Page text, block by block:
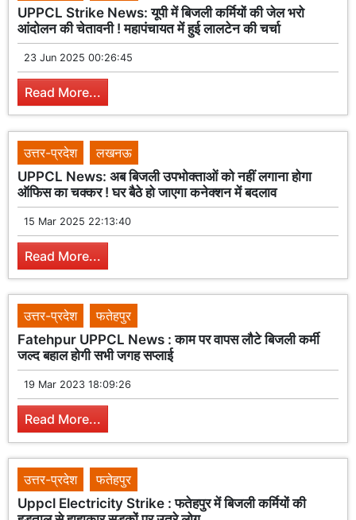
UPPCL Strike News: यूपी में बिजली कर्मियों की जेल भरो
आंदोलन की चेतावनी ! महापंचायत में हुई लालटेन की चर्चा
23 Jun 2025 00:26:45
Read More...
उत्तर-प्रदेश
लखनऊ
UPPCL News: अब बिजली उपभोक्ताओं को नहीं लगाना होगा
ऑफिस का चक्कर ! घर बैठे हो जाएगा कनेक्शन में बदलाव
15 Mar 2025 22:13:40
Read More...
उत्तर-प्रदेश
फतेहपुर
Fatehpur UPPCL News : काम पर वापस लौटे बिजली कर्मी
जल्द बहाल होगी सभी जगह सप्लाई
19 Mar 2023 18:09:26
Read More...
उत्तर-प्रदेश
फतेहपुर
Uppcl Electricity Strike : फतेहपुर में बिजली कर्मियों की